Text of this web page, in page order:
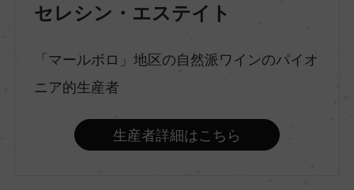
味わい
フルボディ
品種（原材料）
セレシン・エステイト
「マールボロ」地区の自然派ワインのパイオ
ニア的生産者
生産者詳細はこちら